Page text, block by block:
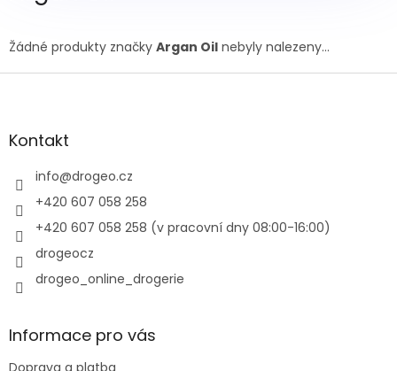
Žádné produkty značky Argan Oil nebyly nalezeny...
Z
aKontakt
info@drogeo.cz
+420 607 058 258
+420 607 058 258 (v pracovní dny 08:00-16:00)
drogeocz
drogeo_online_drogerie
Informace pro vás
Doprava a platba